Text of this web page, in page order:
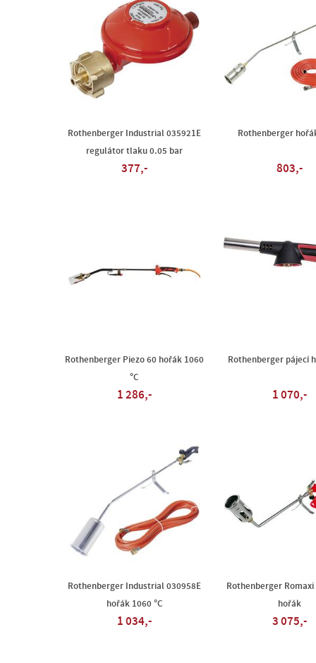
Rothenberger Industrial 035921E
regulátor tlaku 0.05 bar
377,-
Rothenberger
803,-
Rothenberger Piezo 60 hořák 1060
°C
1 286,-
Rothenberger pájecí
1 070,-
Rothenberger Industrial 030958E
hořák 1060 °C
1 034,-
Rothenberger
hořák
3 075,-